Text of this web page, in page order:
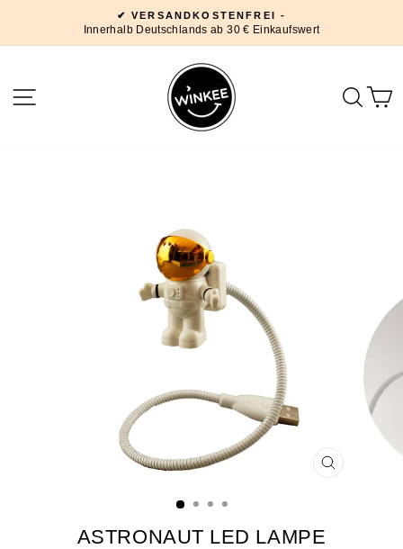
Inhalt
Pause
✔ VERSANDKOSTENFREI -
Innerhalb Deutschlands ab 30 € Einkaufswert
SEITENNAVIGATION
ASTRONAUT LED LAMPE